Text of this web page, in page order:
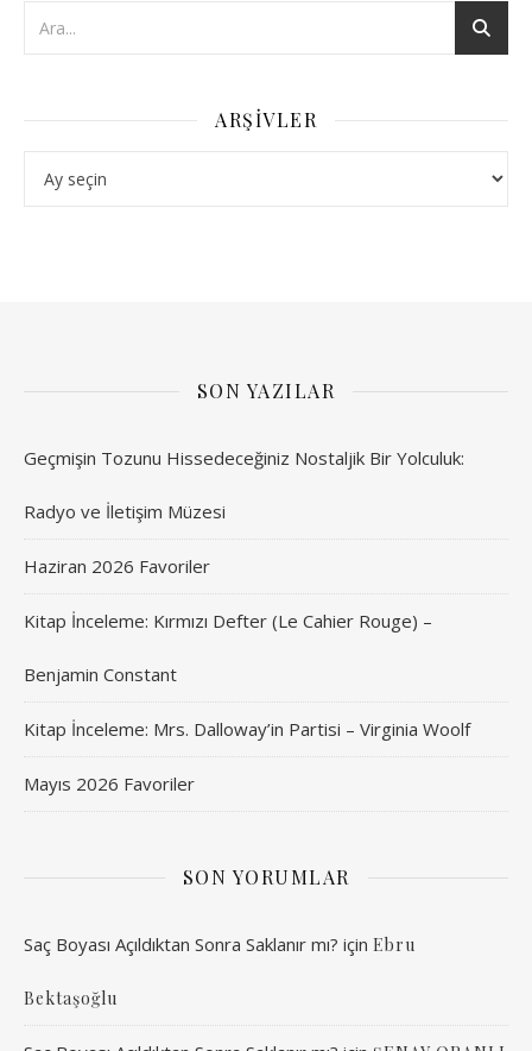
ARŞIVLER
SON YAZILAR
Geçmişin Tozunu Hissedeceğiniz Nostaljik Bir Yolculuk:
Radyo ve İletişim Müzesi
Haziran 2026 Favoriler
Kitap İnceleme: Kırmızı Defter (Le Cahier Rouge) –
Benjamin Constant
Kitap İnceleme: Mrs. Dalloway’in Partisi – Virginia Woolf
Mayıs 2026 Favoriler
SON YORUMLAR
Saç Boyası Açıldıktan Sonra Saklanır mı? için Ebru
Bektaşoğlu